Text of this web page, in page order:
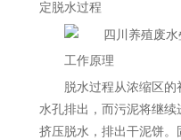
定脱水过程
工作原理
脱水过程从浓缩区
水孔排出，而污泥将继
挤压脱水，排出干泥饼。